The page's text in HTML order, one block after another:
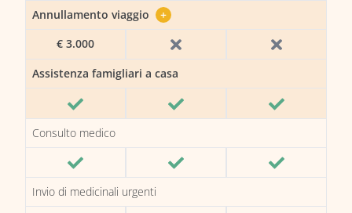
Annullamento viaggio
+
€ 3.000
Assistenza famigliari a casa
Consulto medico
Invio di medicinali urgenti